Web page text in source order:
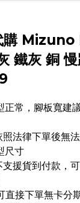
購 Mizuno
鐵灰 銅
正常，腳板寬建
法律下單後無
尺寸
支援貨到付款，
直接下單無卡分